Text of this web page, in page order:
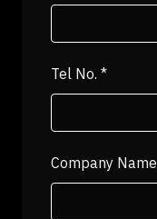
Tel No.*
Company Name